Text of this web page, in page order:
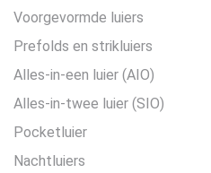
Voorgevormde luiers
Prefolds en strikluiers
Alles-in-een luier (AIO)
Alles-in-twee luier (SIO)
Pocketluier
Nachtluiers